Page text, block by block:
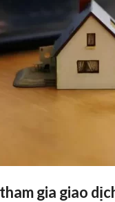
gia giao